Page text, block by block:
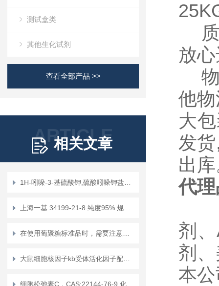
测试盒类
其他生化试剂
查看全部产品 >>
ARTICLE
相关文章
质
放
物
他
大
发
出
代
剂
剂
本